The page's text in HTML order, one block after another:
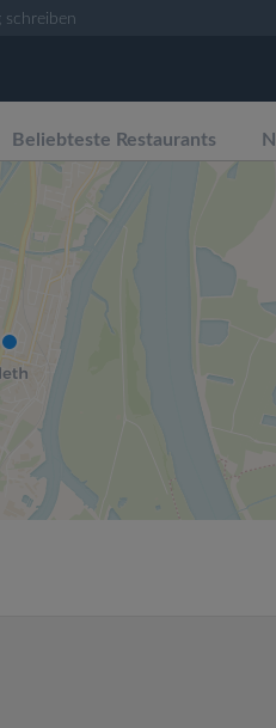
schreiben
Beliebteste Restaurants